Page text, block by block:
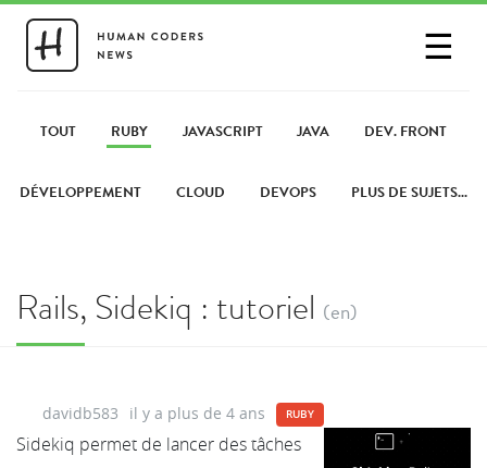
☰
PARTAGER UN LIEN
TOUT RUBY JAVASCRIPT JAVA DEV. FRONT
DÉVELOPPEMENT CLOUD DEVOPS PLUS DE SUJETS...
Rails, Sidekiq : tutoriel (en)
davidb583 il y a plus de 4 ans RUBY
Sidekiq permet de lancer des tâches